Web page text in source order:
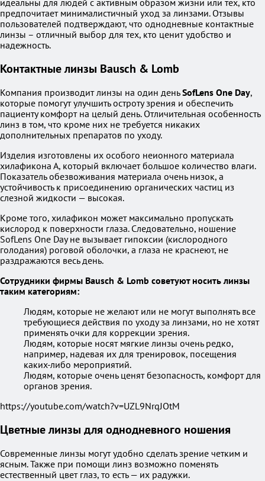
идеальны для людей с активным образом жизни или тех, кто
предпочитает минималистичный уход за линзами. Отзывы
пользователей подтверждают, что однодневные контактные
линзы – отличный выбор для тех, кто ценит удобство и
надежность.
Контактные линзы Bausch & Lomb
Компания производит линзы на один деньSofLens One Day,
которые помогут улучшить остроту зрения и обеспечить
пациенту комфорт на целый день. Отличительная особенность
линз в том, что кроме них не требуется никаких
дополнительных препаратов по уходу.
Изделия изготовлены их особого неионного материала
хилафикона А, который включает большое количество влаги.
Показатель обезвоживания материала очень низок, а
устойчивость к присоединению органических частиц из
слезной жидкости — высокая.
Кроме того, хилафикон может максимально пропускать
кислород к поверхности глаза. Следовательно, ношение
SofLens One Day не вызывает гипоксии (кислородного
голодания) роговой оболочки, а глаза не краснеют, не
раздражаются весь день.
Сотрудники фирмы Bausch & Lomb советуют носить линзы
таким категориям:
Людям, которые не желают или не могут выполнять все
требующиеся действия по уходу за линзами, но не хотят
применять очки для коррекции зрения.
Людям, которые носят мягкие линзы очень редко,
например, надевая их для тренировок, посещения
каких-либо мероприятий.
Людям, которые очень ценят безопасность, комфорт для
органов зрения.
https://youtube.com/watch?v=UZL9NrqJOtM
Цветные линзы для однодневного ношения
Современные линзы могут удобно сделать зрение четким и
ясным. Также при помощи линз возможно поменять
естественный цвет глаз, то есть — их радужки.